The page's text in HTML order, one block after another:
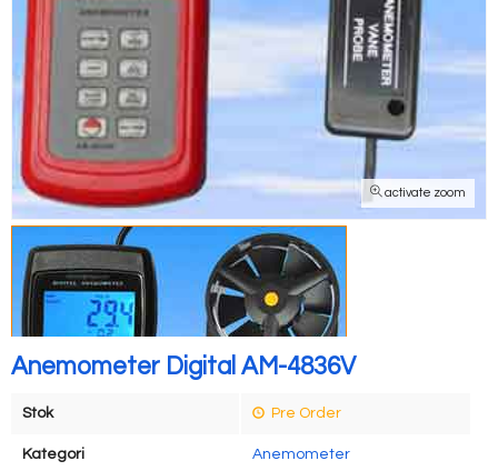
activate zoom
Anemometer Digital AM-4836V
Stok Pre Order
Kategori Anemometer